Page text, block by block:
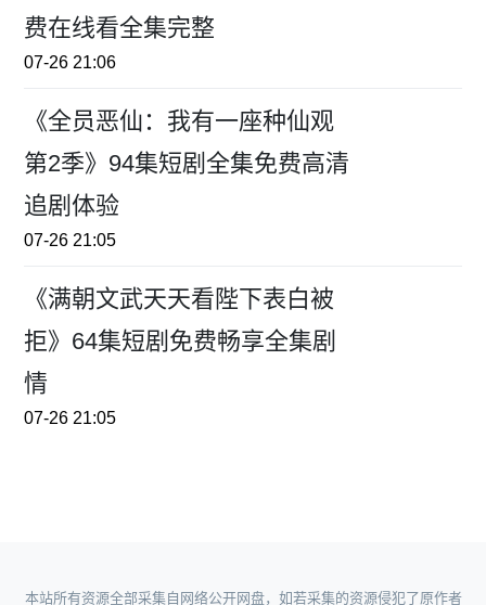
费在线看全集完整
07-26 21:06
《全员恶仙：我有一座种仙观
第2季》94集短剧全集免费高清
追剧体验
07-26 21:05
《满朝文武天天看陛下表白被
拒》64集短剧免费畅享全集剧
情
07-26 21:05
本站所有资源全部采集自网络公开网盘，如若采集的资源侵犯了原作者